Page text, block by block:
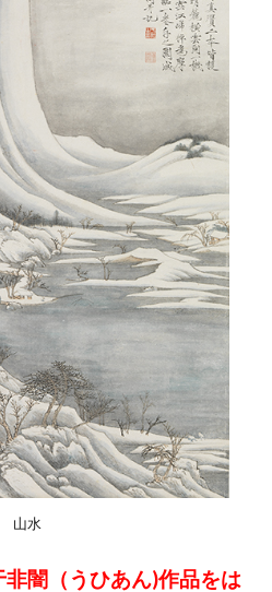
山水
闇（うひあん)作品をは